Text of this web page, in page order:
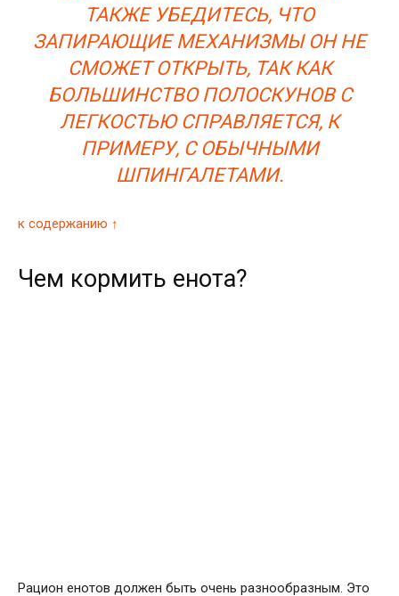
ТАКЖЕ УБЕДИТЕСЬ, ЧТО
ЗАПИРАЮЩИЕ МЕХАНИЗМЫ ОН НЕ
СМОЖЕТ ОТКРЫТЬ, ТАК КАК
БОЛЬШИНСТВО ПОЛОСКУНОВ С
ЛЕГКОСТЬЮ СПРАВЛЯЕТСЯ, К
ПРИМЕРУ, С ОБЫЧНЫМИ
ШПИНГАЛЕТАМИ.
к содержанию ↑
Чем кормить енота?
Рацион енотов должен быть очень разнообразным. Это